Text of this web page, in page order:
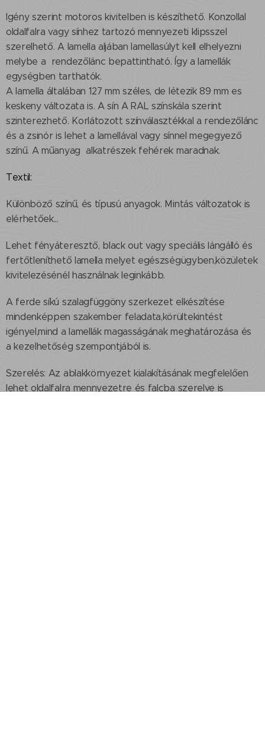
Igény szerint motoros kivitelben is készíthető. Konzollal
oldalfalra vagy sínhez tartozó mennyezeti klipsszel
szerelhető. A lamella aljában lamellasúlyt kell elhelyezni
melybe a rendezőlánc bepattintható. Így a lamellák
egységben tarthatók.
A lamella általában 127 mm széles, de létezik 89 mm es
keskeny változata is. A sín A RAL színskála szerint
szinterezhető. Korlátozott színválasztékkal a rendezőlánc
és a zsinór is lehet a lamellával vagy sínnel megegyező
színű. A műanyag alkatrészek fehérek maradnak.
Textil:
Különböző színű, és típusú anyagok. Mintás változatok is
elérhetőek...
Lehet fényáteresztő, black out vagy speciális lángálló és
fertőtleníthető lamella melyet egészségügyben,közületek
kivitelezésénél használnak leginkább.
A ferde síkú szalagfüggöny szerkezet elkészítése
mindenképpen szakember feladata,körültekintést
igényel,mind a lamellák magasságának meghatározása és
a kezelhetőség szempontjából is.
Szerelés: Az ablakkörnyezet kialakításának megfelelően
lehet oldalfalra mennyezetre és falcba szerelve is